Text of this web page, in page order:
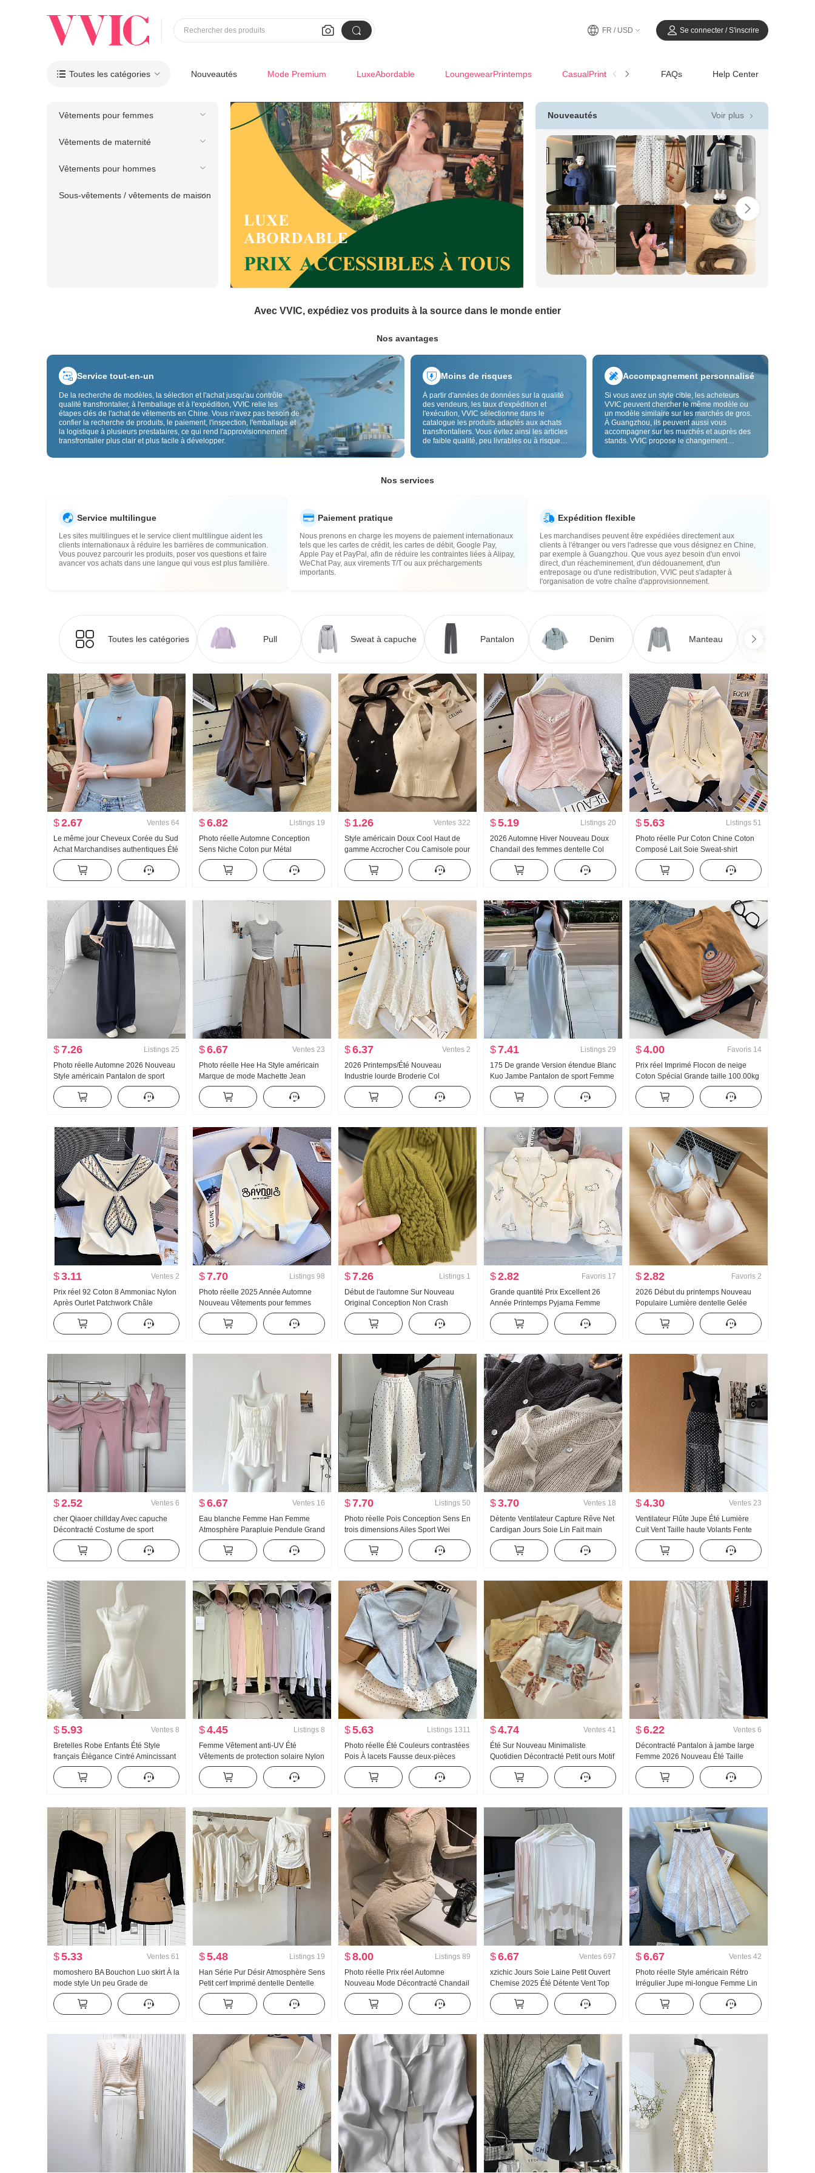
 
Rechercher des produits FR / USD Se connecter / S'inscrire
 Toutes les catégories Nouveautés Mode Premium LuxeAbordable LoungewearPrintemps CasualPrintemps-Été FAQs Help Center
Vêtements pour femmes
Vêtements de maternité
Vêtements pour hommes
Sous-vêtements / vêtements de maison
Nouveautés Voir plus 
Avec VVIC, expédiez vos produits à la source dans le monde entier
Nos avantages
Service tout-en-un
De la recherche de modèles, la sélection et l'achat jusqu'au contrôle
qualité transfrontalier, à l'emballage et à l'expédition, VVIC relie les
étapes clés de l'achat de vêtements en Chine. Vous n'avez pas besoin de
confier la recherche de produits, le paiement, l'inspection, l'emballage et
la logistique à plusieurs prestataires, ce qui rend l'approvisionnement
transfrontalier plus clair et plus facile à développer.
Moins de risques
À partir d'années de données sur la qualité
des vendeurs, les taux d'expédition et
l'exécution, VVIC sélectionne dans le
catalogue les produits adaptés aux achats
transfrontaliers. Vous évitez ainsi les articles
de faible qualité, peu livrables ou à risque
Le contrôle qualité transfrontalier et les
risques de qualité, douane et après-vente.
Accompagnement personnalisé
Si vous avez un style cible, les acheteurs
VVIC peuvent chercher le même modèle ou
un modèle similaire sur les marchés de gros.
À Guangzhou, ils peuvent aussi vous
accompagner sur les marchés et auprès des
stands. VVIC propose le changement
la personnalisation OEM par image ou
Nos services
Service multilingue
Les sites multilingues et le service client multilingue aident les
clients internationaux à réduire les barrières de communication.
Vous pouvez parcourir les produits, poser vos questions et faire
avancer vos achats dans une langue qui vous est plus familière.
Paiement pratique
Nous prenons en charge les moyens de paiement internationaux
tels que les cartes de crédit, les cartes de débit, Google Pay,
Apple Pay et PayPal, afin de réduire les contraintes liées à Alipay,
WeChat Pay, aux virements T/T ou aux préchargements
importants.
Expédition flexible
Les marchandises peuvent être expédiées directement aux
clients à l'étranger ou vers l'adresse que vous désignez en Chine,
par exemple à Guangzhou. Que vous ayez besoin d'un envoi
direct, d'un réacheminement, d'un dédouanement, d'un
entreposage ou d'une redistribution, VVIC peut s'adapter à
l'organisation de votre chaîne d'approvisionnement.
Toutes les catégories Pull Sweat à capuche Pantalon Denim Manteau
$2.67 Ventes 64
Le même jour Cheveux Corée du Sud
Achat Marchandises authentiques Été
Nouveau an659 Super hao Regardez
Conch Couleur Micro Transparent Col
roulé Base T-shirt
$6.82 Listings 19
Photo réelle Automne Conception
Sens Niche Coton pur Métal
Décoration Cintré Amincissant Ample
Manches longues Chemise Top des
femmes
$ 1.26 Ventes 322
Style américain Doux Cool Haut de
gamme Accrocher Cou Camisole pour
femmes Été Port extérieur À l'intérieur
Match T-shirt de base Style pin-up
Tricoté Bandeau bustier Top
$5.19 Listings 20
2026 Automne Hiver Nouveau Doux
Chandail des femmes dentelle Col
roulé Épais Pull en tricot Femme
Conception Sens dentelle Manches
longues Top
$5.63 Listings 51
Photo réelle Pur Coton Chine Coton
Composé Lait Soie Sweat-shirt
Femme Version légère 2025 Automne
Nouveau Avec capuche Manches
longues T-shirt Top
$7.26 Listings 25
Photo réelle Automne 2026 Nouveau
Style américain Pantalon de sport
Femme Taille basse Ample Détente
Kuo Jambe Décontracté Wei Pantalon
Pantalon large Fils
$6.67 Ventes 23
Photo réelle Hee Ha Style américain
Marque de mode Machette Jean
Ample Kuo Jambe Décontracté
Pantalon
$6.37 Ventes 2
2026 Printemps/Été Nouveau
Industrie lourde Broderie Col
Claudine Chemise pour femmes Style
français Rétro Protection solaire
Cardigan
$7.41 Listings 29
175 De grande Version étendue Blanc
Kuo Jambe Pantalon de sport Femme
Printemps et automne Nouveau
Polyvalent Rayures Décontracté
Traîne Pantalon
$4.00 Favoris 14
Prix réel Imprimé Flocon de neige
Coton Spécial Grande taille 100.00kg
À la mode Niche Cartoon Col rond
Manches courtes
$3.11 Ventes 2
Prix réel 92 Coton 8 Ammoniac Nylon
Après Ourlet Patchwork Châle
Foulard en soie Ajusté Col en V
Manches courtes T-shirt Femme
$7.70 Listings 98
Photo réelle 2025 Année Automne
Nouveau Vêtements pour femmes
Sweat-shirt Réduction de l'âge Moitié
Fermeture éclair Mode Col polo
Décontracté Polyvalent Amincissant
$7.26 Listings 1
Début de l'automne Sur Nouveau
Original Conception Non Crash
Chemise Industrie lourde Jacquard
Tricoté Top Femme Automne Nouveau
Amincissant
$2.82 Favoris 17
Grande quantité Prix Excellent 26
Année Printemps Pyjama Femme
Nouveau Nuages Coton Manches
longues Petit Col rabattu Homewear
Ensemble Streaming en direct Élevé
$2.82 Favoris 2
2026 Début du printemps Nouveau
Populaire Lumière dentelle Gelée
Colle Bande Corset À l'intérieur
Ceinture Poitrine Pad Amincissant
Gilet pour les femmes
$2.52 Ventes 6
cher Qiaoer chillday Avec capuche
Décontracté Costume de sport
Femme Printemps Épaules dénudées
Manteau Pantalon évasé Ensemble
trois pièces
$6.67 Ventes 16
Eau blanche Femme Han Femme
Atmosphère Parapluie Pendule Grand
u Collier Bretelles Deux Porter
Conception Sens Cardigan Femme
Été Amincissant Bretelles Top
$7.70 Listings 50
Photo réelle Pois Conception Sens En
trois dimensions Ailes Sport Wei
Pantalon Femme Nouveau Lumière
Asie Vent Ample Droit Amincissant
Pantalon décontracté
$3.70 Ventes 18
Détente Ventilateur Capture Rêve Net
Cardigan Jours Soie Lin Fait main
Choisissez Trou Ajouré Tricoté
Cardigan Femme Climatiseur
Chemise de protection solaire
$4.30 Ventes 23
Ventilateur Flûte Jupe Été Lumière
Cuit Vent Taille haute Volants Fente
Noir Pois Jupe mi-longue Jours Soie
Oblique Épaule Vêtements
$5.93 Ventes 8
Bretelles Robe Enfants Été Style
français Élégance Cintré Amincissant
Robe débardeur Mini-jupe
$4.45 Listings 8
Femme Vêtement anti-UV Été
Vêtements de protection solaire Nylon
Version légère Glace Soie Respirant
Manteau Ample Grande taille Sweat à
capuche
$5.63 Listings 1311
Photo réelle Été Couleurs contrastées
Pois À lacets Fausse deux-pièces
Manches courtes T-shirt Femme Été
Nouveau Style sucré Niche Top
$4.74 Ventes 41
Été Sur Nouveau Minimaliste
Quotidien Décontracté Petit ours Motif
Nœud papillon Ample Niche Manches
courtes T-shirt Style coréen Tricoté
Top
$6.22 Ventes 6
Décontracté Pantalon à jambe large
Femme 2026 Nouveau Été Taille
haute Amincissant Grande taille Petite
taille Minimaliste Ample Neuf points
Machette Pantalon
$5.33 Ventes 61
momoshero BA Bouchon Luo skirt À la
mode style Un peu Grade de
Vêtement de travail Bicolore Jupe
courte
$5.48 Listings 19
Han Série Pur Désir Atmosphère Sens
Petit cerf Imprimé dentelle Dentelle
Oblique Épaule T-shirt Épaules
dénudées Top
$8.00 Listings 89
Photo réelle Prix réel Automne
Nouveau Mode Décontracté Chandail
à capuchon Wei Pantalon Amincissant
Ensemble Costume de sport Femme
Tendance
$6.67 Ventes 697
xzichic Jours Soie Laine Petit Ouvert
Chemise 2025 Été Détente Vent Top
Nouveau Tricoté Automne Épaule Fin
Manteau pour les femmes
$6.67 Ventes 42
Photo réelle Style américain Rétro
Irrégulier Jupe mi-longue Femme Lin
Robe mi-longue À carreaux Jupe
trapèze Irrégulier Queue de poisson
Pendule Jupe